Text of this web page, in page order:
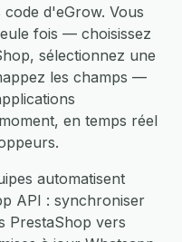
d'eGrow. Vous
fois — choisissez
sélectionnez une
les champs —
en temps réel
automatisent
API : synchroniser
PrestaShop vers